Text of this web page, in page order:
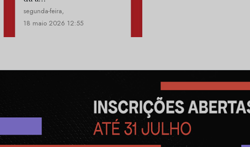
segunda-feira,
18 maio 2026 12:55